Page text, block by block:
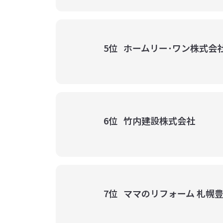
5位 ホームリー･ワン株式会
6位 竹内建設株式会社
7位 ママのリフォーム 札幌